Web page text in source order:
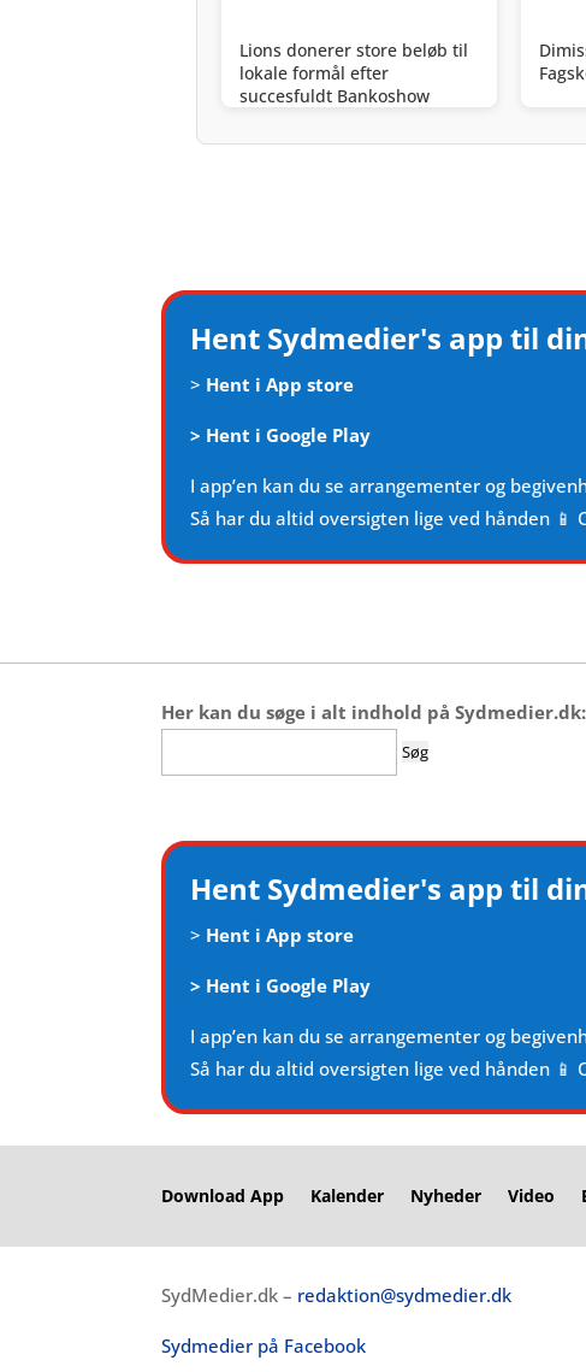
Lions donerer store beløb til
lokale formål efter
succesfuldt Bankoshow
Hent Sydmedier's app til
> Hent i App store
> Hent i Google Play
I app’en kan du se arrangementer og
Så har du altid oversigten lige ved hånden
Her kan du søge i alt indhold på Sydmedier.dk:
efter:
Hent Sydmedier's app til
> Hent i App store
> Hent i Google Play
I app’en kan du se arrangementer og
Så har du altid oversigten lige ved hånden
Download App Kalender Nyheder Video
SydMedier.dk – redaktion@sydmedier.dk
Sydmedier på Facebook